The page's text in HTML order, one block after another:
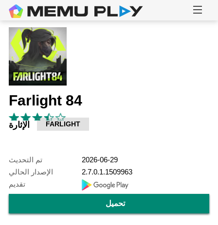
Farlight 84
الإثارة FARLIGHT
تم التحديث
2026-06-29
الإصدار الحالي
2.7.0.1.1509963
تقديم
تحميل